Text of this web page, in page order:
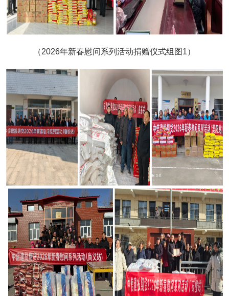
（2026年新春慰问系列活动捐赠仪式组图1）